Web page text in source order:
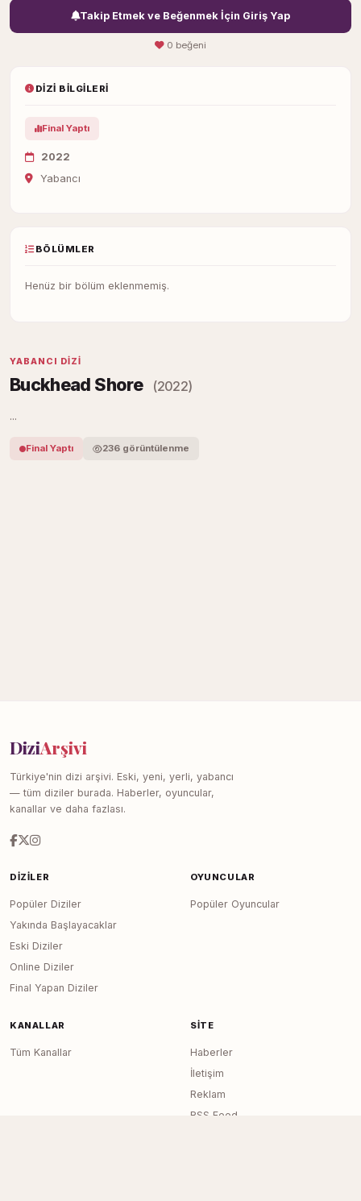
Takip Etmek ve Beğenmek İçin Giriş Yap
0 beğeni
DIZI BILGILERI
Final Yaptı
2022
Yabancı
BÖLÜMLER
Henüz bir bölüm eklenmemiş.
YABANCI DIZI
Buckhead Shore (2022)
...
Final Yaptı 236 görüntülenme
DiziArşivi
Türkiye'nin dizi arşivi. Eski, yeni, yerli, yabancı
— tüm diziler burada. Haberler, oyuncular,
kanallar ve daha fazlası.
DIZILER
Popüler Diziler
Yakında Başlayacaklar
Eski Diziler
Online Diziler
Final Yapan Diziler
OYUNCULAR
Popüler Oyuncular
KANALLAR
Tüm Kanallar
SITE
Haberler
İletişim
Reklam
RSS Feed